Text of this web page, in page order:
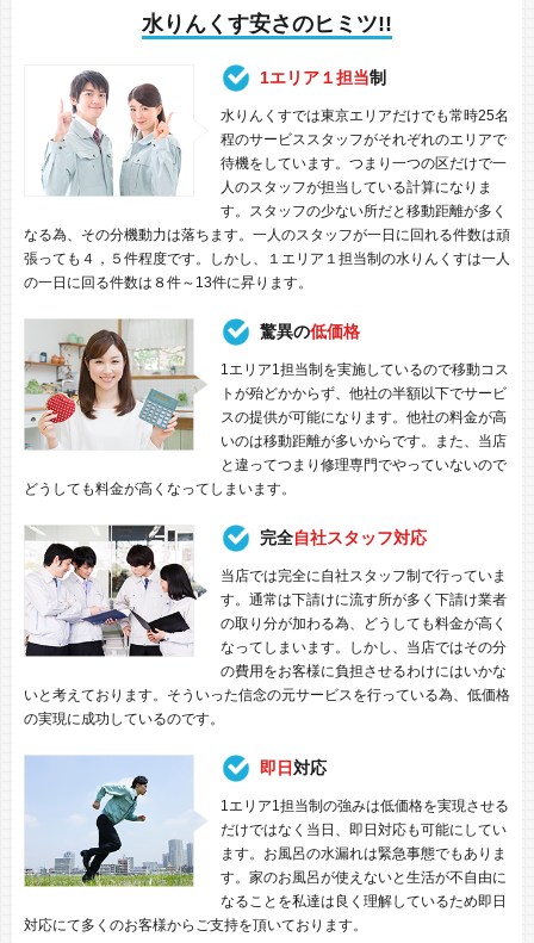
水りんくす安さのヒミツ!!
1エリア１担当制
水りんくすでは東京エリアだけでも常時25名
程のサービススタッフがそれぞれのエリアで
待機をしています。つまり一つの区だけで一
人のスタッフが担当している計算になりま
す。スタッフの少ない所だと移動距離が多く
なる為、その分機動力は落ちます。一人のスタッフが一日に回れる件数は頑
張っても４，５件程度です。しかし、１エリア１担当制の水りんくすは一人
の一日に回る件数は８件～13件に昇ります。
驚異の低価格
1エリア1担当制を実施しているので移動コス
トが殆どかからず、他社の半額以下でサービ
スの提供が可能になります。他社の料金が高
いのは移動距離が多いからです。また、当店
と違ってつまり修理専門でやっていないので
どうしても料金が高くなってしまいます。
完全自社スタッフ対応
当店では完全に自社スタッフ制で行っていま
す。通常は下請けに流す所が多く下請け業者
の取り分が加わる為、どうしても料金が高く
なってしまいます。しかし、当店ではその分
の費用をお客様に負担させるわけにはいかな
いと考えております。そういった信念の元サービスを行っている為、低価格
の実現に成功しているのです。
即日対応
1エリア1担当制の強みは低価格を実現させる
だけではなく当日、即日対応も可能にしてい
ます。お風呂の水漏れは緊急事態でもありま
す。家のお風呂が使えないと生活が不自由に
なることを私達は良く理解しているため即日
対応にて多くのお客様からご支持を頂いております。